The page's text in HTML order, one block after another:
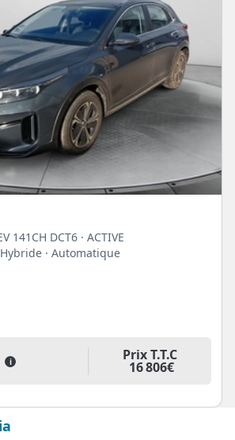
141CH DCT6 · ACTIVE
Hybride · Automatique
i Prix T.T.C
16 806€